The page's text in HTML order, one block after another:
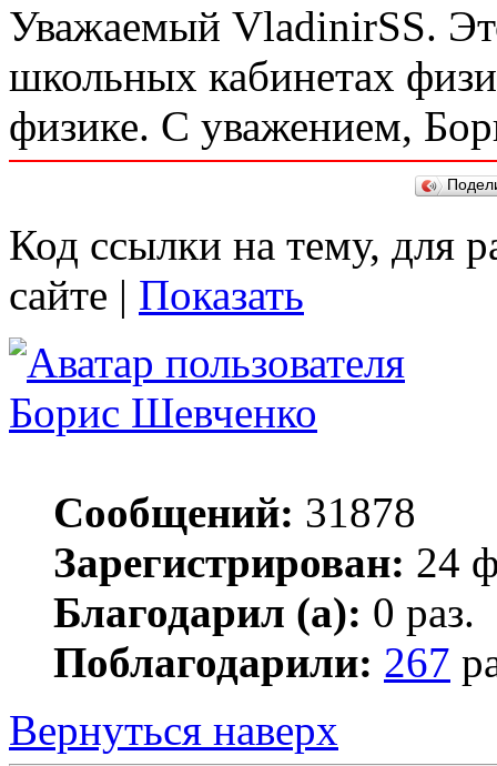
Уважаемый VladinirSS.
школьных кабинетах
физике. С уважением,
Код ссылки на тему, для
сайте | Показать
Борис Шевченко
Сообщений: 31878
Зарегистрирован: 24
Благодарил (а): 0 раз.
Поблагодарили: 267
Вернуться наверх